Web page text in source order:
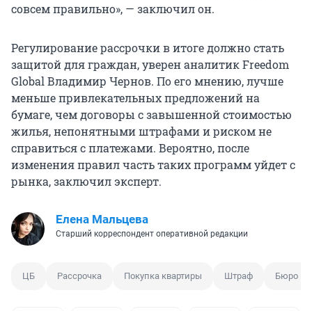
совсем правильно», — заключил он.
Регулирование рассрочки в итоге должно стать
защитой для граждан, уверен аналитик Freedom
Global Владимир Чернов. По его мнению, лучше
меньше привлекательных предложений на
бумаге, чем договоры с завышенной стоимостью
жилья, непонятными штрафами и риском не
справиться с платежами. Вероятно, после
изменения правил часть таких программ уйдет с
рынка, заключил эксперт.
Елена Мальцева
Старший корреспондент оперативной редакции
ЦБ Рассрочка Покупка квартиры Штраф Бюро